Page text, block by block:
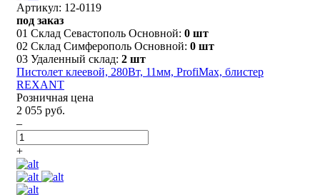
Артикул: 12-0119
под заказ
01 Склад Севастополь Основной: 0 шт
02 Склад Симферополь Основной: 0 шт
03 Удаленный склад: 2 шт
Пистолет клеевой, 280Вт, 11мм, ProfiMax, блистер
REXANT
Розничная цена
2 055 руб.
–
+